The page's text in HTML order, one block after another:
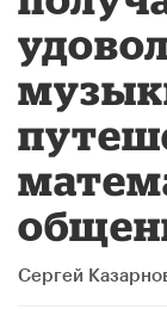
Сергей